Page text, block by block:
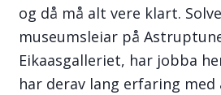
og då må alt vere klart.
museumsleiar på
Eikaasgalleriet, har jobba
har derav lang erfaring